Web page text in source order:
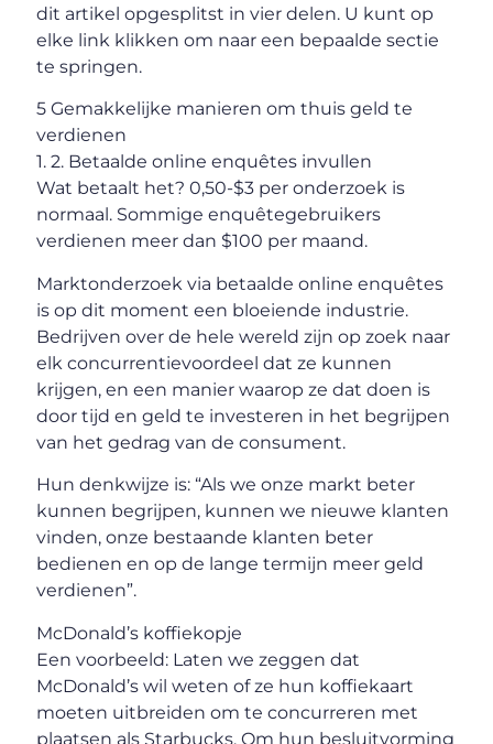
dit artikel opgesplitst in vier delen. U kunt op
elke link klikken om naar een bepaalde sectie
te springen.
5 Gemakkelijke manieren om thuis geld te
verdienen
1. 2. Betaalde online enquêtes invullen
Wat betaalt het? 0,50-$3 per onderzoek is
normaal. Sommige enquêtegebruikers
verdienen meer dan $100 per maand.
Marktonderzoek via betaalde online enquêtes
is op dit moment een bloeiende industrie.
Bedrijven over de hele wereld zijn op zoek naar
elk concurrentievoordeel dat ze kunnen
krijgen, en een manier waarop ze dat doen is
door tijd en geld te investeren in het begrijpen
van het gedrag van de consument.
Hun denkwijze is: “Als we onze markt beter
kunnen begrijpen, kunnen we nieuwe klanten
vinden, onze bestaande klanten beter
bedienen en op de lange termijn meer geld
verdienen”.
McDonald’s koffiekopje
Een voorbeeld: Laten we zeggen dat
McDonald’s wil weten of ze hun koffiekaart
moeten uitbreiden om te concurreren met
plaatsen als Starbucks. Om hun besluitvorming